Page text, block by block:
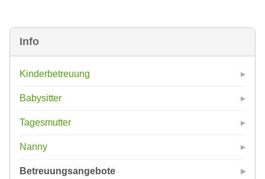
Info
Kinderbetreuung
Babysitter
Tagesmutter
Nanny
Betreuungsangebote